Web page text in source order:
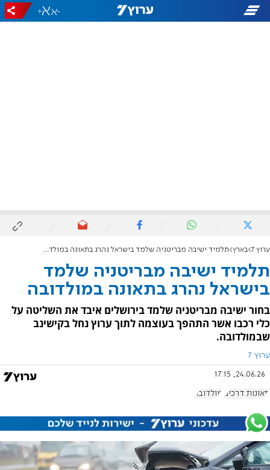
-
+
ערוץ 7 בארץ תלמיד ישיבה מבריטניה שלמד בישראל נהרג בתאונה במולדובה
תלמיד ישיבה מבריטניה שלמד
בישראל נהרג בתאונה במולדובה
בחור ישיבה מבריטניה שלמד בירושלים איבד את השליטה על
כלי רכבו אשר התהפך בעוצמה לתוך ערוץ נחל בקישינב
שבמולדובה.
ערוץ 7
24.06.26, 17:15
תאונות דרכים מולדובה